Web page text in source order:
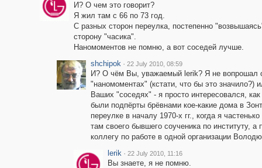
И? О чем это говорит?
Я жил там с 66 по 73 год.
С разных сторон переулка, постепенно
сторону "часика".
Наномоментов не помню, а вот соседей лучше.
shchipok · 22 July 2010, 08:59
И? О чём Вы, уважаемый lerik? Я не вопрошал
"наномоментах" (кстати, что бы это значило?)
Ваших "соседях" - я просто интересовался,
были подпёрты брёвнами кое-какие дома в
переулке в началу 1970-х гг., когда я
там своего бывшего соученика по институту, а
коллегу по работе в одной организации
lerik · 22 July 2010, 11:16
Вы знаете, я не помню.